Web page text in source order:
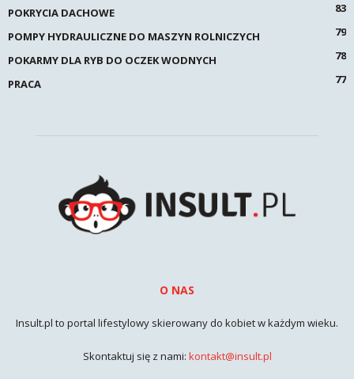
POKRYCIA DACHOWE
83
POMPY HYDRAULICZNE DO MASZYN ROLNICZYCH
79
POKARMY DLA RYB DO OCZEK WODNYCH
78
PRACA
77
O NAS
Insult.pl to portal lifestylowy skierowany do kobiet w każdym wieku.
Skontaktuj się z nami: kontakt@insult.pl